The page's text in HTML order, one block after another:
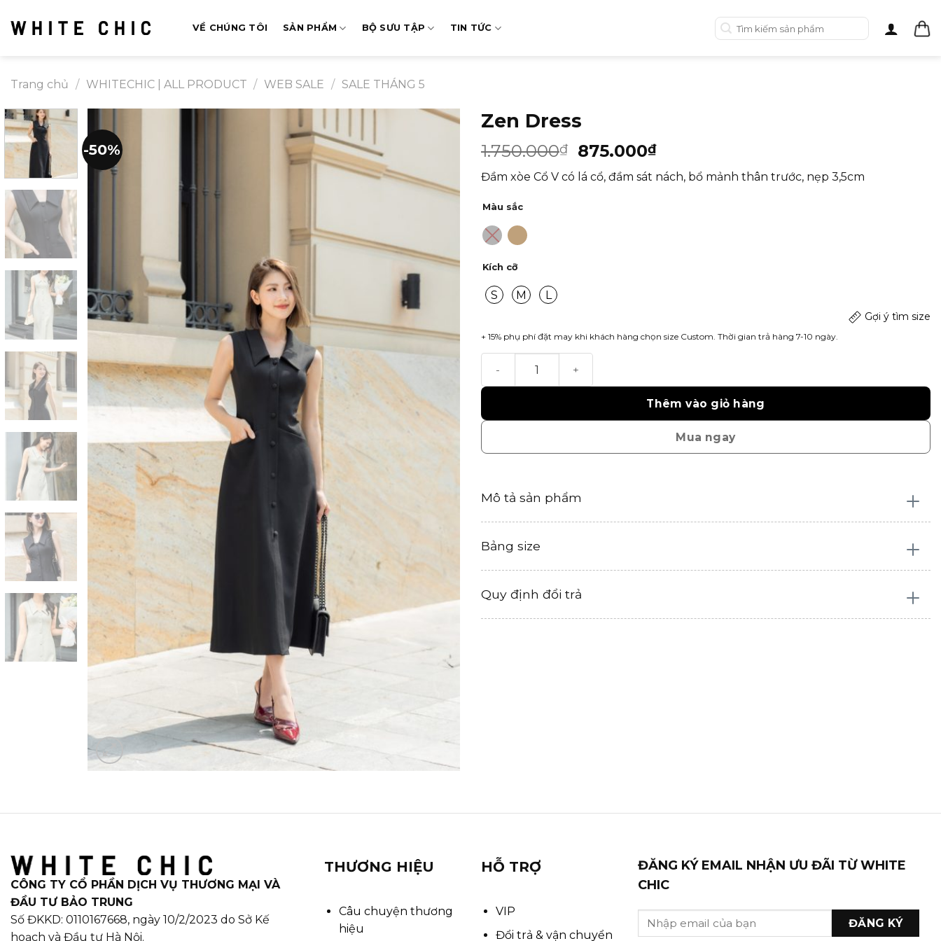
qua
VỀ CHÚNG TÔI SẢN PHẨM BỘ SƯU TẬP TIN TỨC
Tìm
kiếm:
Trang chủ / WHITECHIC | ALL PRODUCT / WEB SALE / SALE THÁNG 5
-50%
Zen Dress
1.750.000₫ 875.000₫
Đầm xòe Cổ V có lá cổ, đầm sát nách, bổ mảnh thân trước, nẹp 3,5cm
Màu sắc
Kích cỡ
S M L
+ 15% phụ phí đặt may khi khách hàng chọn size Custom. Thời gian trả hàng 7-10 ngày.
Gợi ý tìm size
Thêm vào giỏ hàng
Mua ngay
Mô tả sản phẩm
Bảng size
Quy định đổi trả
CÔNG TY CỔ PHẦN DỊCH VỤ THƯƠNG MẠI VÀ
ĐẦU TƯ BẢO TRUNG
Số ĐKKD: 0110167668, ngày 10/2/2023 do Sở Kế
hoạch và Đầu tư Hà Nội.
THƯƠNG HIỆU
Câu chuyện thương
hiệu
HỖ TRỢ
VIP
Đổi trả & vận chuyển
ĐĂNG KÝ EMAIL NHẬN ƯU ĐÃI TỪ WHITE
CHIC